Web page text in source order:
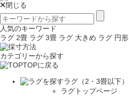
閉じる
人気のキーワード
ラグ 2畳 ラグ 3畳 ラグ 大きめ ラグ 円形
カテゴリーから探す
TOPに戻る
ラグ（2・3畳以下）
ラグトップページ